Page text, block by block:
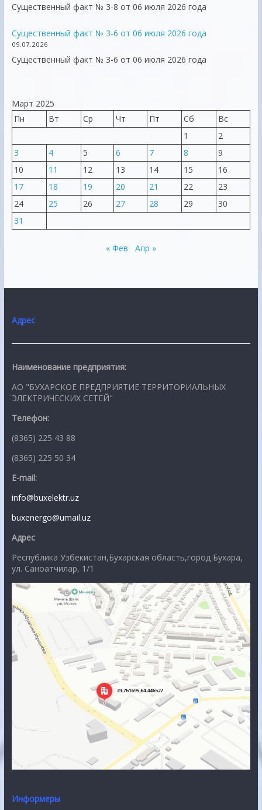
Существенный факт № 3-8 от 06 июля 2026 года
Существенный факт № 3-6 от 06 июля 2026 года
09.07.2026
Существенный факт № 3-6 от 06 июля 2026 года
Март 2025
Пн
Вт Ср Чт Пт Сб
Вс
1
2
3
4 5 6 7 8
9
10
11 12 13 14 15
16
17
18 19 20 21 22
23
24
25 26 27 28 29
30
31
« Фев Апр »
Адрес
Наименование предприятия:
АО "БУХАРСКОЕ ПРЕДПРИЯТИЕ ТЕРРИТОРИАЛЬНЫХ
ЭЛЕКТРИЧЕСКИХ СЕТЕЙ"
Телефон:
(8365) 225 43 88
(8365) 225 50 34
E-mail:
info@buxelektr.uz
buxenergo@umail.uz
Адрес
Республика Узбекистан,Бухарская область,город Бухара,
ул. Саноатчилар, 1/1
Информеры